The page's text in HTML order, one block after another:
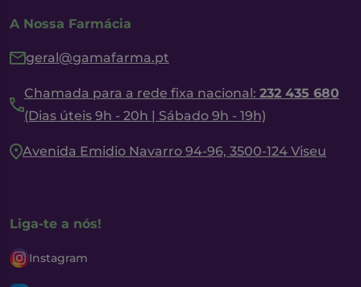
A Nossa Farmácia
geral@gamafarma.pt
Chamada para a rede fixa nacional: 232 435 680
(Dias úteis 9h - 20h | Sábado 9h - 19h)
Avenida Emidio Navarro 94-96, 3500-124 Viseu
Liga-te a nós!
Instagram